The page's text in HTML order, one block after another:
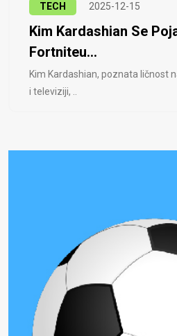
TECH 2025-12-15
Kim Kardashian Se
Fortniteu...
Kim Kardashian, poznata ličnost
i televiziji, ..